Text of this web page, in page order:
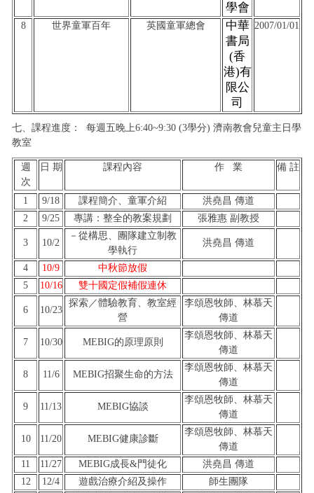
學會
8 世界童軍百年 英國童軍總會
中華
書局
(香
港)有
限公
司
2007/01/01
七、課程進度： 每週五晚上6:40~9:30 (3學分) 濟南教會兒童主日學
教室
週
次
日 期 課程內容 作 業 備 註
1 9/18 課程簡介、童軍介紹
洪堯昌 傳道
2
9/25 專講：整全的教案規劃 張雅惠 副教授
3 10/2
－從構思、團隊建立制教
學執行
洪堯昌 傳道
4 10/9
中秋節放假
5
10/16 雙十國定假補假連休
6 10/23
探索／體驗教育、教室經
營
李頌恩牧師、林慕天
傳道
7 10/30 MEBIG的原理原則
李頌恩牧師、林慕天
傳道
8 11/6 MEBIG招聚生命的方法
李頌恩牧師、林慕天
傳道
9 11/13 MEBIG協談
李頌恩牧師、林慕天
傳道
10 11/20 MEBIG健康診斷
李頌恩牧師、林慕天
傳道
11
11/27 MEBIG成長&門徒化
洪堯昌 傳道
12
12/4 遊戲治療介紹及操作
師生團隊